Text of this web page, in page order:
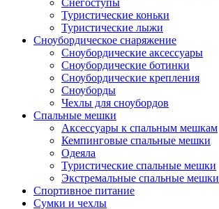
Снегоступы
Туристические коньки
Туристические лыжи
Сноубордическое снаряжение
Сноубордические аксессуары
Сноубордические ботинки
Сноубордические крепления
Сноуборды
Чехлы для сноубордов
Спальные мешки
Аксессуары к спальным мешкам
Кемпинговые спальные мешки
Одеяла
Туристические спальные мешки
Экстремальные спальные мешки
Спортивное питание
Сумки и чехлы